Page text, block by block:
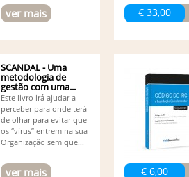
ver mais € 33,00
SCANDAL - Uma
metodologia de
gestão com uma...
Este livro irá ajudar a
perceber para onde terá
de olhar para evitar que
os “vírus” entrem na sua
Organização sem que...
ver mais € 6,00